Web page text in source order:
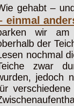
gehabt –
einmal
wir am
der
nochmal
zwar
jedoch